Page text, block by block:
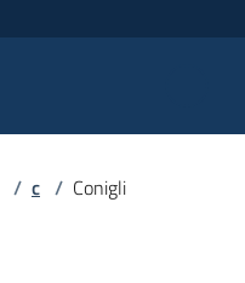
/ c / Conigli